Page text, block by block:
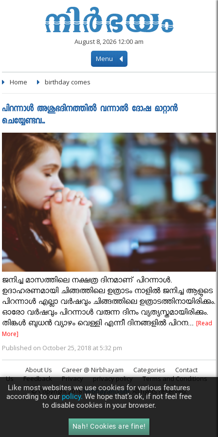
August 8, 2026 12:00 am
Menu
Home birthday comes
പിറന്നാൾ അശുഭദിനത്തിൽ വന്നാൽ ദോഷ മാറ്റാൻ
ചെയ്യേണ്ടവ..
ജനിച്ച മാസത്തിലെ നക്ഷത്ര ദിനമാണ് പിറന്നാൾ.
ഉദാഹരണമായി ചിങ്ങത്തിലെ ഉത്രാടം നാളിൽ ജനിച്ച ആളുടെ
പിറന്നാൾ എല്ലാ വർഷവും ചിങ്ങത്തിലെ ഉത്രാടത്തിനായിരിക്കും.
ഓരോ വർഷവും പിറന്നാൾ വരുന്ന ദിനം വ്യത്യസ്തമായിരിക്കും.
തിങ്കൾ ബുധൻ വ്യാഴം വെള്ളി എന്നീ ദിനങ്ങളിൽ പിറന...[Read
More]
Published on October 25, 2018 at 5:32 pm
About Us Career @ Nirbhayam Categories
Contact
Us
Feedback Privacy privacy policy
Terms and Conditions
© Copyright 2018Nirbhayam.com. All rights reserved.
Like most websites we use cookies for various features
according to ourpolicy.We hope that’s ok, if not feel free
to disable cookies in your browser.
Nah! Cookies are fine!